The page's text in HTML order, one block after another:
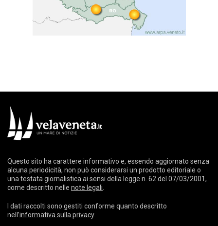
Questo sito ha carattere informativo e, essendo aggiornato senza
alcuna periodicità, non può considerarsi un prodotto editoriale o
una testata giornalistica ai sensi della legge n. 62 del 07/03/2001,
come descritto nelle note legali
I dati raccolti sono gestiti conforme quanto descritto
nell’informativa sulla privacy.